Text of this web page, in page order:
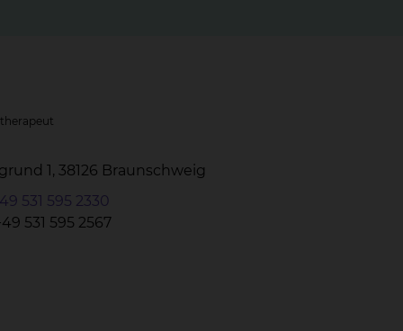
1, 38126 Braunschweig
531 595 2330
531 595 2567